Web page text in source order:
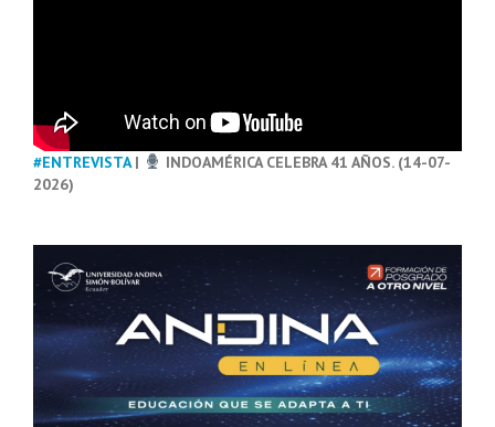
#ENTREVISTA|
INDOAMÉRICA CELEBRA 41 AÑOS. (14-07-
2026)